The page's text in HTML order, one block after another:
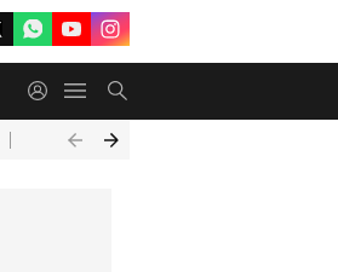
Independence Day Speech In Hindi